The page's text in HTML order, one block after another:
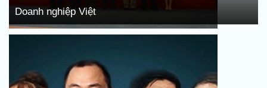
Doanh nghiệp Việt